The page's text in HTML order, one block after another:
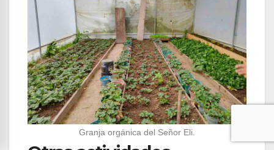
Granja orgánica del Señor Eli.